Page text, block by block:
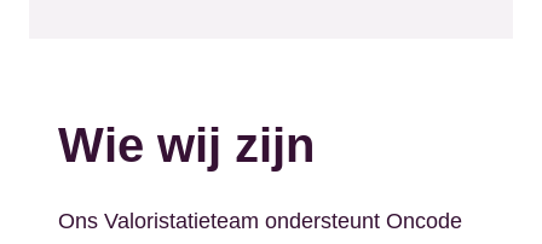
Wie wij zijn
Ons Valoristatieteam ondersteunt Oncode